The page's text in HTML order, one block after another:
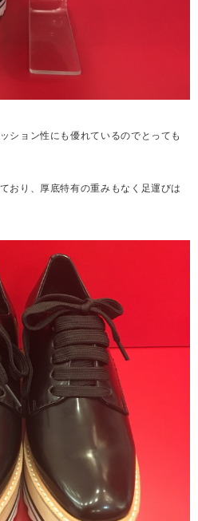
ション性にも優れているのでとっても
おり、厚底特有の重みもなく足運びは